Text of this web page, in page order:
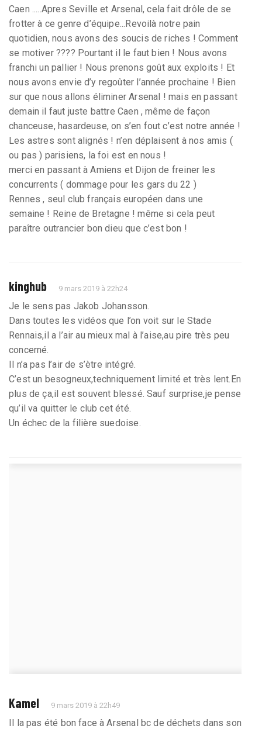
Caen .....Apres Seville et Arsenal, cela fait drôle de se
frotter à ce genre d’équipe...Revoilà notre pain
quotidien, nous avons des soucis de riches ! Comment
se motiver ???? Pourtant il le faut bien ! Nous avons
franchi un pallier ! Nous prenons goût aux exploits ! Et
nous avons envie d’y regoûter l’année prochaine ! Bien
sur que nous allons éliminer Arsenal ! mais en passant
demain il faut juste battre Caen , même de façon
chanceuse, hasardeuse, on s’en fout c’est notre année !
Les astres sont alignés ! n’en déplaisent à nos amis (
ou pas ) parisiens, la foi est en nous !
merci en passant à Amiens et Dijon de freiner les
concurrents ( dommage pour les gars du 22 )
Rennes , seul club français européen dans une
semaine ! Reine de Bretagne ! même si cela peut
paraître outrancier bon dieu que c’est bon !
kinghub 9 mars 2019 à 22h24
Je le sens pas Jakob Johansson.
Dans toutes les vidéos que l’on voit sur le Stade
Rennais,il a l’air au mieux mal à l’aise,au pire très peu
concerné.
Il n’a pas l’air de s’ètre intégré.
C’est un besogneux,techniquement limité et très lent.En
plus de ça,il est souvent blessé. Sauf surprise,je pense
qu’il va quitter le club cet été.
Un échec de la filière suedoise.
Kamel 9 mars 2019 à 22h49
Il la pas été bon face à Arsenal bc de déchets dans son